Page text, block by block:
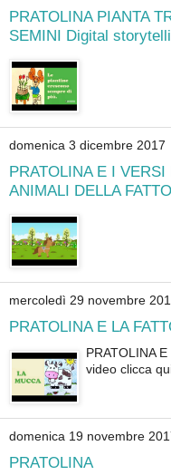
PRATOLINA PIANTA
SEMINI Digital
domenica 3 dicembre 2017
PRATOLINA E I VERSI
ANIMALI DELLA
mercoledì 29 novembre
PRATOLINA E LA
PRATOLINA
video clicca
domenica 19 novembre
PRATOLINA